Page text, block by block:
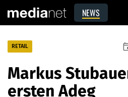
NEWS
RETAIL
Markus
ersten Adeg